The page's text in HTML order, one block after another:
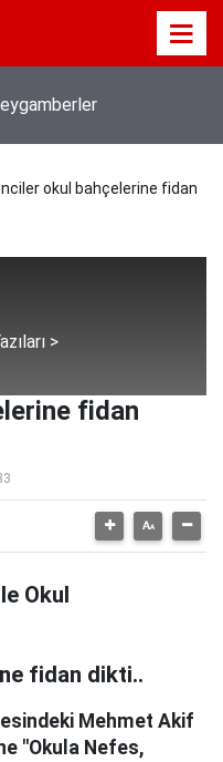
okul bahçelerine fidan
>
fidan
fidan dikti..
Mehmet Akif
"Okula Nefes,